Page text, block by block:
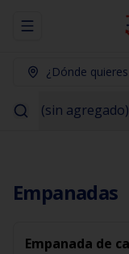
Abrir menu de
¿Dónde
(sin agregado)
Empanadas
Empanada de